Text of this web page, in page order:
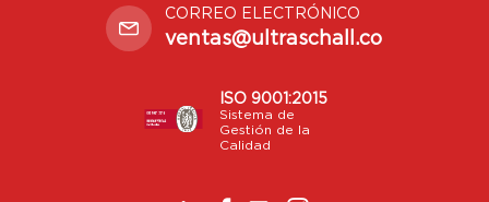
CORREO ELECTRÓNICO
ventas@ultraschall.co
ISO 9001:2015
Sistema de
Gestión de la
Calidad